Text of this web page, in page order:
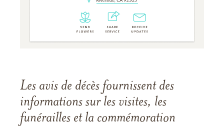
Les avis de décès fournissent des
informations sur les visites, les
funérailles et la commémoration